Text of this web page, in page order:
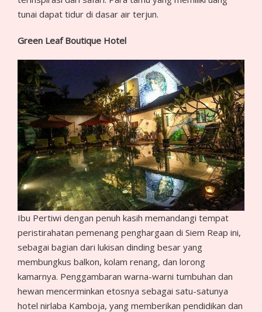
tunai dapat tidur di dasar air terjun.
Green Leaf Boutique Hotel
Ibu Pertiwi dengan penuh kasih memandangi tempat
peristirahatan pemenang penghargaan di Siem Reap ini,
sebagai bagian dari lukisan dinding besar yang
membungkus balkon, kolam renang, dan lorong
kamarnya. Penggambaran warna-warni tumbuhan dan
hewan mencerminkan etosnya sebagai satu-satunya
hotel nirlaba Kamboja, yang memberikan pendidikan dan